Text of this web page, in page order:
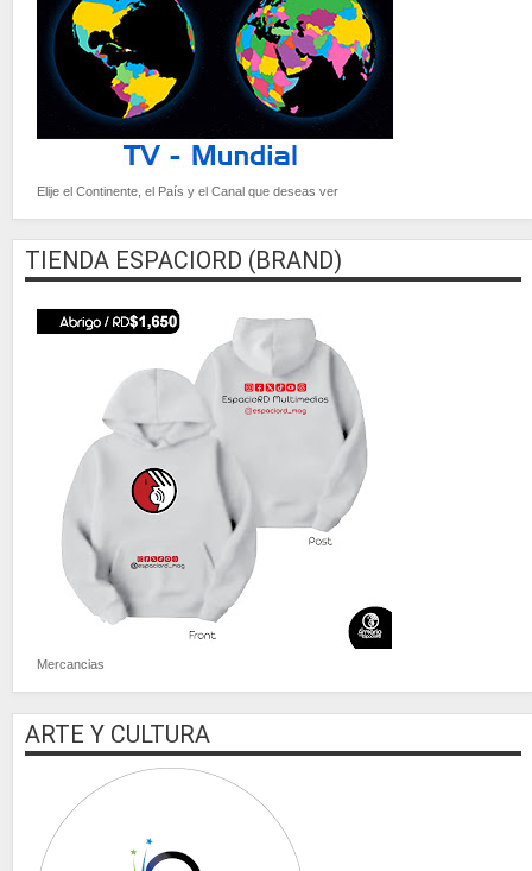
Elije el Continente, el País y el Canal que deseas ver
TIENDA ESPACIORD (BRAND)
Mercancias
ARTE Y CULTURA